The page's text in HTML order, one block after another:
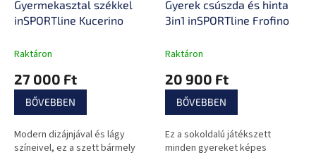
Gyermekasztal székkel
inSPORTline Kucerino
Raktáron
27 000 Ft
BŐVEBBEN
Modern dizájnjával és lágy
színeivel, ez a szett bármely
Gyerek csúszda és hinta
3in1 inSPORTline Frofino
Raktáron
20 900 Ft
BŐVEBBEN
Ez a sokoldalú játékszett
minden gyereket képes